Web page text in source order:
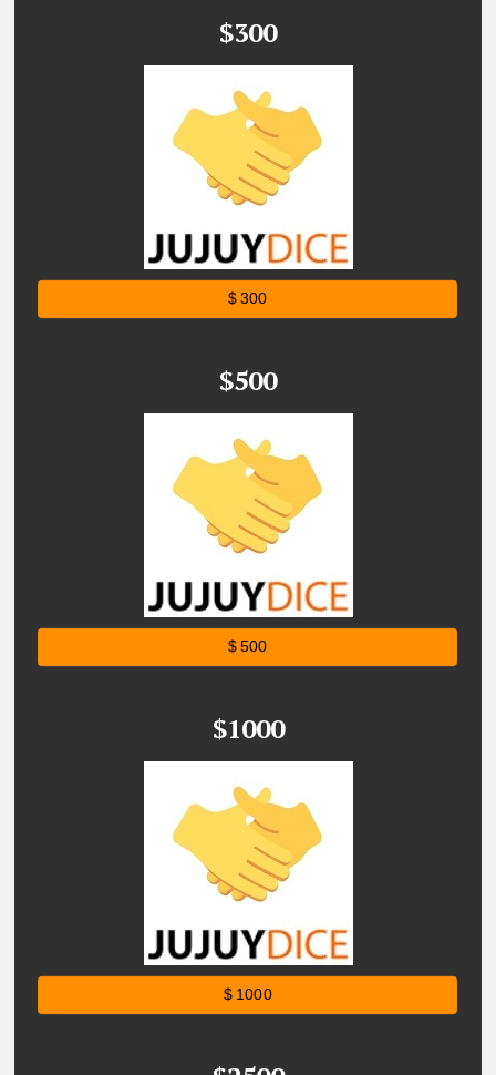
$300
$ 300
$500
$ 500
$1000
$ 1000